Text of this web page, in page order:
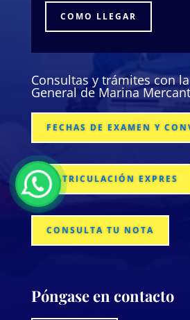
COMO LLEGAR
Consultas y trámites con
General de Marina
FECHAS DE EXAMEN Y
MATRICULACIÓN EXPRES
CONSULTA TU NOTA
Póngase en contacto